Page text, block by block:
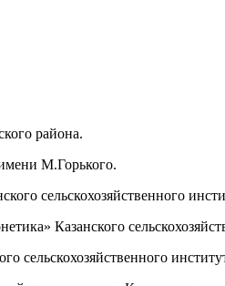
района.
имени М.Горького.
сельскохозяйственного
Казанского
сельскохозяйственного